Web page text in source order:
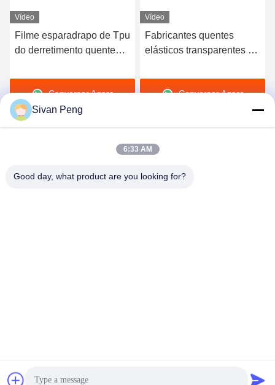
Vídeo
Filme esparadrapo de Tpu
do derretimento quente
3415 Tpu Polyutethane
para a telaConversar Agora
Vídeo
Fabricantes quentes
elásticos transparentes do
derretimento do
poliuretano TPU
Conversar Agora
Shenzhen Tunsing Plastic Products Co., Ltd.
Sivan Peng
6:33 AM
Good day, what product are you looking for?